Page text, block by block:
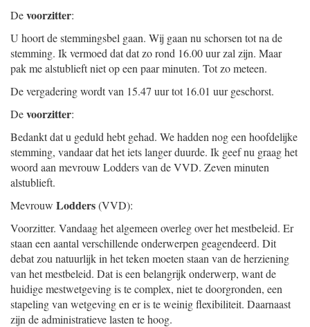
Devoorzitter:
U hoort de stemmingsbel gaan. Wij gaan nu schorsen tot na de
stemming. Ik vermoed dat dat zo rond 16.00 uur zal zijn. Maar
pak me alstublieft niet op een paar minuten. Tot zo meteen.
De vergadering wordt van 15.47 uur tot 16.01 uur geschorst.
Devoorzitter:
Bedankt dat u geduld hebt gehad. We hadden nog een hoofdelijke
stemming, vandaar dat het iets langer duurde. Ik geef nu graag het
woord aan mevrouw Lodders van de VVD. Zeven minuten
alstublieft.
Mevrouw Lodders(VVD):
Voorzitter. Vandaag het algemeen overleg over het mestbeleid. Er
staan een aantal verschillende onderwerpen geagendeerd. Dit
debat zou natuurlijk in het teken moeten staan van de herziening
van het mestbeleid. Dat is een belangrijk onderwerp, want de
huidige mestwetgeving is te complex, niet te doorgronden, een
stapeling van wetgeving en er is te weinig flexibiliteit. Daarnaast
zijn de administratieve lasten te hoog.